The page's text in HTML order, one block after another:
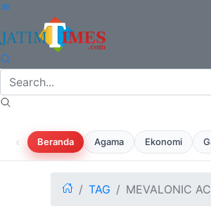
‹ Beranda Agama Ekonomi
TAG MEVALONIC